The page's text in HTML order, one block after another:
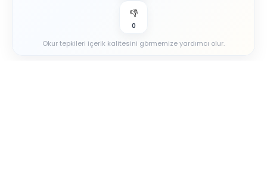
👎
0
Okur tepkileri içerik kalitesini görmemize yardımcı olur.